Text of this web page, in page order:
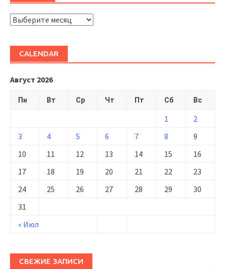
ARHIVĂ
CALENDAR
Август 2026
Пн Вт Ср Чт Пт Сб Вс
« Июл
1
2
3
4 5 6 7 8
9
10
11 12 13 14 15
16
17
18 19 20 21 22
23
24
25 26 27 28 29
30
31
СВЕЖИЕ ЗАПИСИ